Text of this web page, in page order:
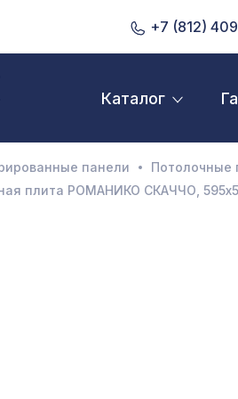
+7 (812)
Каталог
3D орнамент
Акустические
Декоративные
панели
Потолочные
плита РОМАНИКО СКАЧЧО,